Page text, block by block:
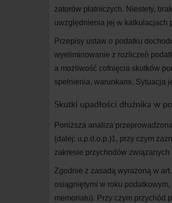
zatorów płatniczych. Niestety,
uwzględnienia jej w kalkulacjach
Przepisy ustaw o podatku
wyeliminowanie z rozliczeń
a możliwość cofnięcia skutków
spełnienia, warunkami. Sytuacja
Skutki upadłości dłużnika w
Poniższa analiza
(dalej: u.p.d.o.p.)1, przy czym
zakresie przychodów
Zgodnie z zasadą wyrażoną w
osiągniętymi w roku
memoriału). Przy czym